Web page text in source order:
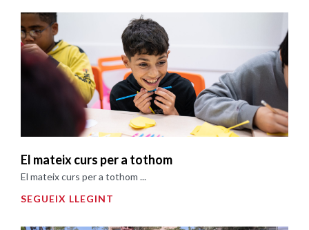
El mateix curs per a tothom
El mateix curs per a tothom ...
SEGUEIX LLEGINT